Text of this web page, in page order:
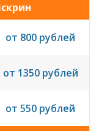
от 800 рублей
от 1350 рублей
от 550 рублей